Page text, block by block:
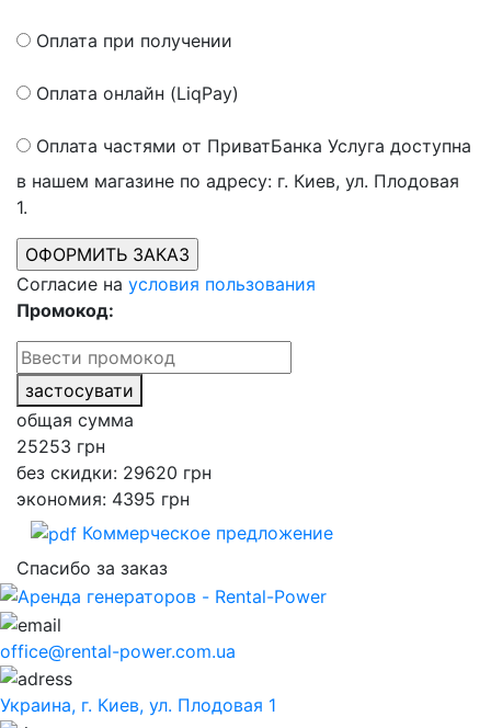
Оплата при получении
Оплата онлайн (LiqPay)
Оплата частями от ПриватБанка Услуга доступна
в нашем магазине по адресу: г. Киев, ул. Плодовая
1.
Согласие на условия пользования
Промокод:
застосувати
общая сумма
25253 грн
без скидки: 29620 грн
экономия: 4395 грн
Коммерческое предложение
Спасибо за заказ
office@rental-power.com.ua
Украина, г. Киев, ул. Плодовая 1